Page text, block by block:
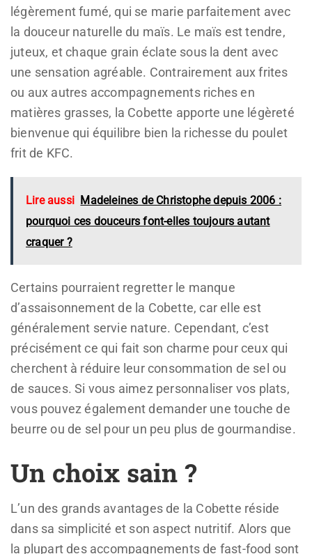
légèrement fumé, qui se marie parfaitement avec
la douceur naturelle du maïs. Le maïs est tendre,
juteux, et chaque grain éclate sous la dent avec
une sensation agréable. Contrairement aux frites
ou aux autres accompagnements riches en
matières grasses, la Cobette apporte une légèreté
bienvenue qui équilibre bien la richesse du poulet
frit de KFC.
Lire aussi Madeleines de Christophe depuis 2006 :
pourquoi ces douceurs font-elles toujours autant
craquer ?
Certains pourraient regretter le manque
d’assaisonnement de la Cobette, car elle est
généralement servie nature. Cependant, c’est
précisément ce qui fait son charme pour ceux qui
cherchent à réduire leur consommation de sel ou
de sauces. Si vous aimez personnaliser vos plats,
vous pouvez également demander une touche de
beurre ou de sel pour un peu plus de gourmandise.
Un choix sain ?
L’un des grands avantages de la Cobette réside
dans sa simplicité et son aspect nutritif. Alors que
la plupart des accompagnements de fast-food sont